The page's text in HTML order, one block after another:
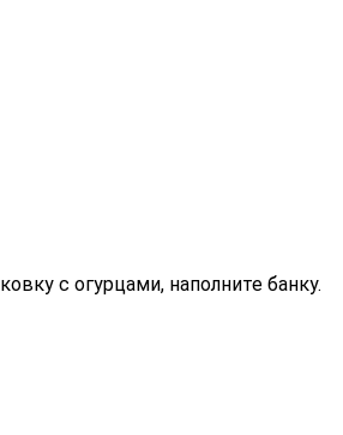
с огурцами, наполните банку.